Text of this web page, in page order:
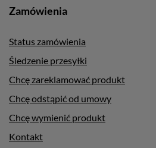
Zamówienia
Status zamówienia
Śledzenie przesyłki
Chcę zareklamować produkt
Chcę odstąpić od umowy
Chcę wymienić produkt
Kontakt